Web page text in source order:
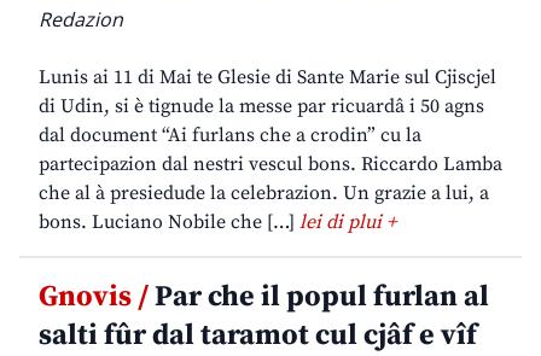
Redazion
Lunis ai 11 di Mai te Glesie di Sante Marie sul Cjiscjel
di Udin, si è tignude la messe par ricuardâ i 50 agns
dal document “Ai furlans che a crodin” cu la
partecipazion dal nestri vescul bons. Riccardo Lamba
che al à presiedude la celebrazion. Un grazie a lui, a
bons. Luciano Nobile che […] lei di plui +
Gnovis /Par che il popul furlan al
salti fûr dal taramot cul cjâf e vîf